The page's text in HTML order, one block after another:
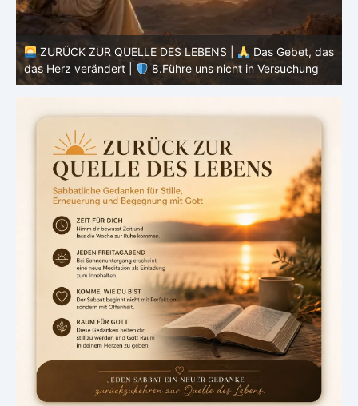
ZURÜCK ZUR QUELLE DES LEBENS |
Das Gebet, das
das Herz verändert |
7.Wie auch wir vergeben unsern
Schuldigern